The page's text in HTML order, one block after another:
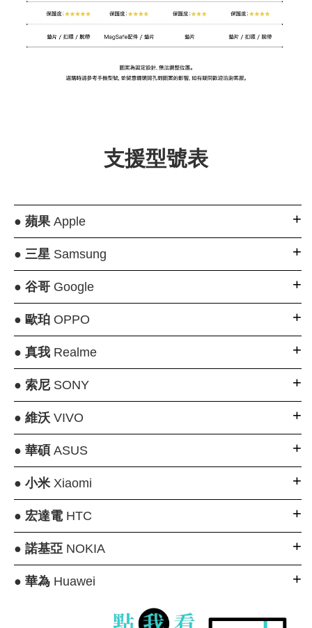
支援型號表
● 蘋果Apple
● 三星Samsung
● 谷哥Google
● 歐珀OPPO
● 真我Realme
● 索尼SONY
● 維沃VIVO
● 華碩 ASUS
● 小米Xiaomi
● 宏達電HTC
● 諾基亞NOKIA
● 華為Huawei